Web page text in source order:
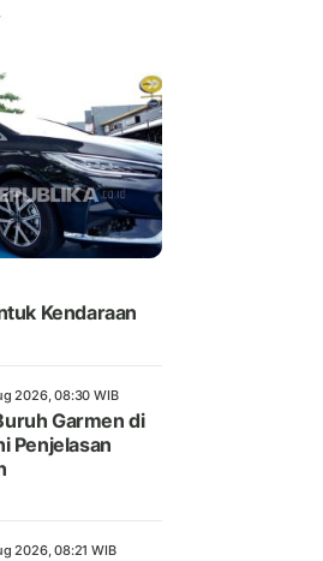
Kendaraan
2026, 08:30 WIB
Garmen di
Penjelasan
2026, 08:21 WIB